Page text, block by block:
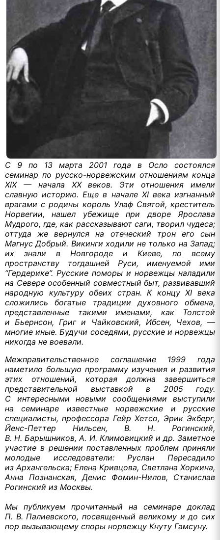
С 9 по 13 марта 2001 года в Осло состоялся
семинар по русско-норвежским отношениям конца
ХIX — начала ХХ веков. Эти отношения имели
славную историю. Еще в начале XI века изгнанный
врагамис родины король Улаф Святой, креститель
Норвегии, нашел убежище при дворе Ярослава
Мудрого, где, как рассказывают саги, творил чудеса;
оттуда же вернулсяна отеческий трон его сын
Магнус Добрый. Викинги ходили не только на Запад;
их знали
в Новгороде и Киеве, по всему
пространству тогдашней Руси, именуемой ими
“Гердерике”. Русские поморы и норвежцы наладили
на Севереособенный совместный быт, развивавший
народную культуру обеих стран. К концу XI века
сложились богатые традиции духовного обмена,
представленные такими именами, как Толстой
и Бьернсон, Григи Чайковский, Ибсен, Чехов, —
многие иные. Будучи соседями, русские и норвежцы
никогда не воевали.
Межправительственное соглашение 1999 года
наметило большую программу изучения и развития
этих отношений, которая должна завершиться
представительной выставкой в 2005 году.
С интересными новыми сообщениями выступили
на семинаре известные норвежские и русские
специалисты, профессора Гейр Хетсо, Эрик Экберг,
Йенс-Петтер Нильсен, В. Н. Рогинский,
В. Н. Барышников, А. И. Климовицкий и др. Заметное
участие в решении поставленных проблем приняли
молодые исследователи: Руслан Пересадило
из Архангельска; Елена Кривцова, Светлана Хоркина,
Анна Познанская, Денис Фомин-Нилов, Станислав
Рогинский из Москвы.
Мы публикуем прочитанный на семинаре доклад
П. В. Палиевского, посвященный великому идо сих
пор вызывающему споры норвежцу Кнуту Гамсуну.